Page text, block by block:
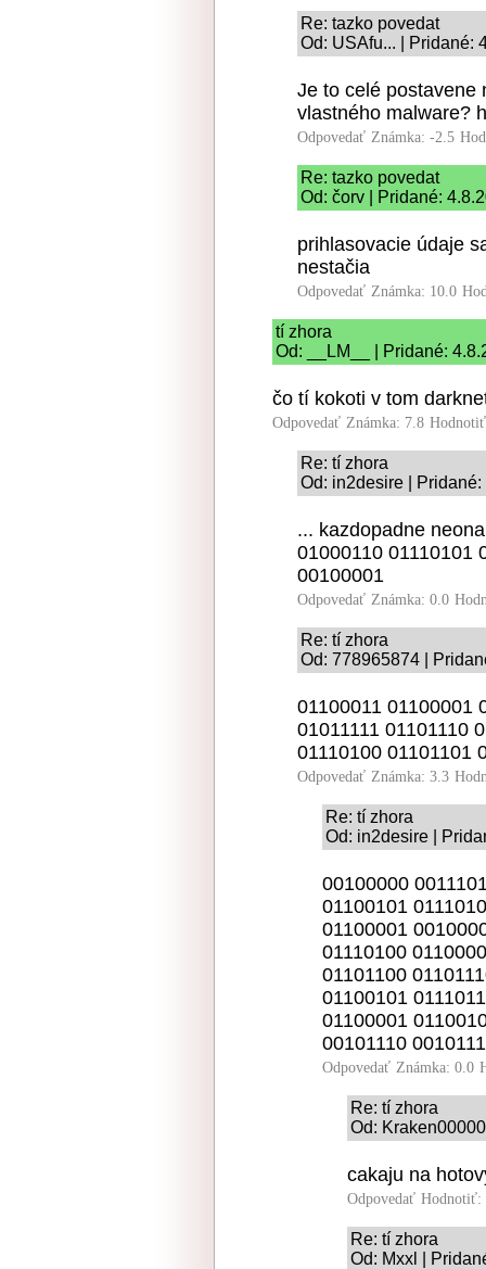
Re: tazko povedat
Od: USAfu... | Pridané:
Je to celé postavene
vlastného malware?
Odpovedať Známka: -2.5
Re: tazko povedat
Od: čorv | Pridané:
prihlasovacie údaje
nestačia
Odpovedať Známka: 10.0
tí zhora
Od: __LM__ | Pridané:
čo tí kokoti v tom
Odpovedať Známka: 7.8
Re: tí zhora
Od: in2desire |
... kazdopadne
01000110 01110101
00100001
Odpovedať Známka: 0.0
Re: tí zhora
Od: 778965874 |
01100011 01100001
01011111 01101110
01110100 01101101
Odpovedať Známka: 3.3
Re: tí zhora
Od: in2desire |
00100000
01100101
01100001
01110100
01101100
01100101
01100001
00101110
Odpovedať Známka: 0.0
Re: tí zhora
Od:
cakaju na
Odpovedať Hodnotiť:
Re: tí zhora
Od: Mxxl |